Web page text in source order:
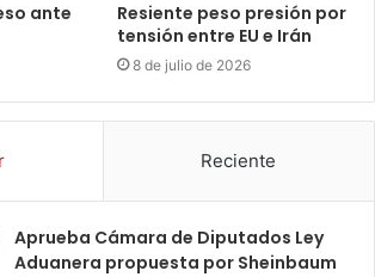
ante
Resiente peso presión por
tensión entre EU e Irán
8 de julio de 2026
Reciente
Aprueba Cámara de Diputados Ley
Aduanera propuesta por Sheinbaum